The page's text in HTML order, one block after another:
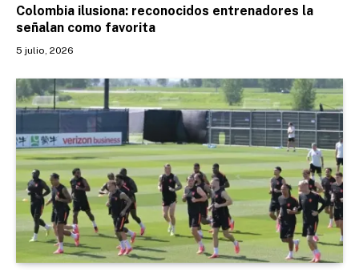
Colombia ilusiona: reconocidos entrenadores la
señalan como favorita
5 julio, 2026